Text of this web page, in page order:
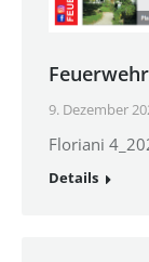
9. Dezember
Floriani
Details